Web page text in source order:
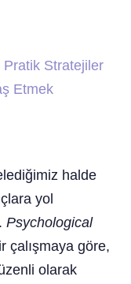
Pratik Stratejiler
Etmek
halde
yol
Psychological
çalışmaya göre,
olarak